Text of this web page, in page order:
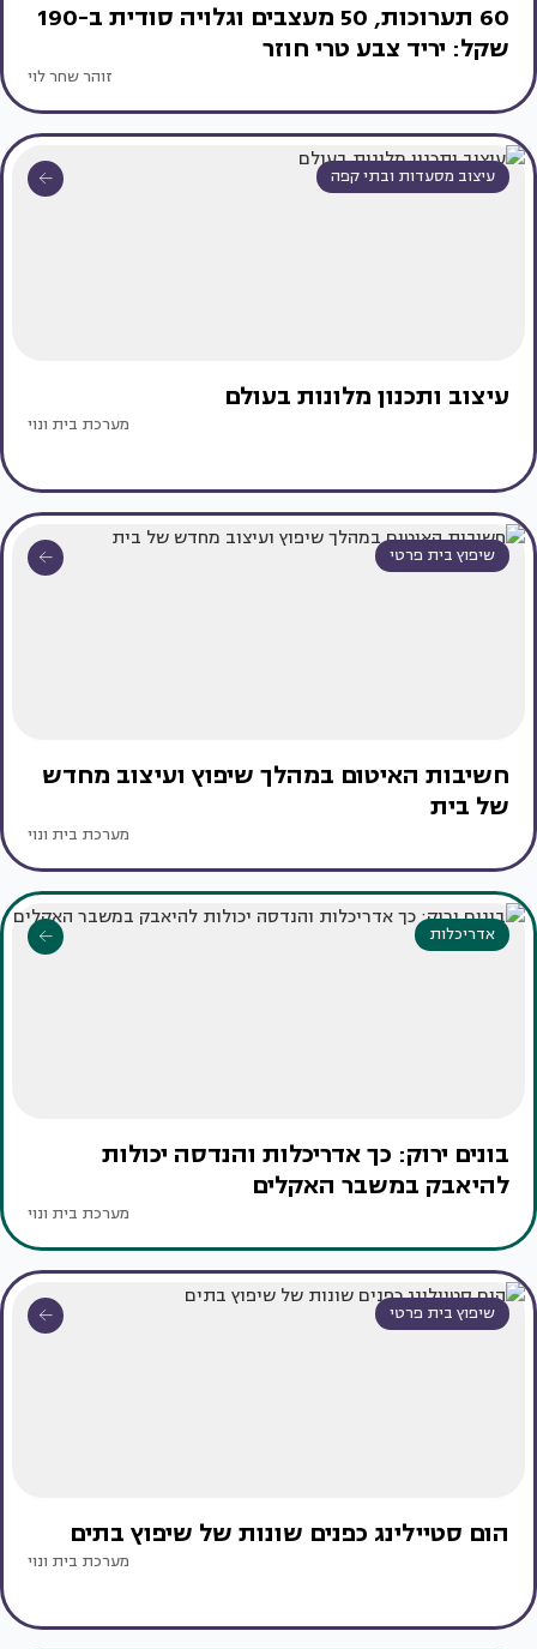
60 תערוכות, 50 מעצבים וגלויה סודית ב-190
שקל: יריד צבע טרי חוזר
זוהר שחר לוי
עיצוב מסעדות ובתי קפה
עיצוב ותכנון מלונות בעולם
מערכת בית ונוי
שיפוץ בית פרטי
חשיבות האיטום במהלך שיפוץ ועיצוב מחדש
של בית
מערכת בית ונוי
אדריכלות
בונים ירוק: כך אדריכלות והנדסה יכולות
להיאבק במשבר האקלים
מערכת בית ונוי
שיפוץ בית פרטי
הום סטיילינג כפנים שונות של שיפוץ בתים
מערכת בית ונוי